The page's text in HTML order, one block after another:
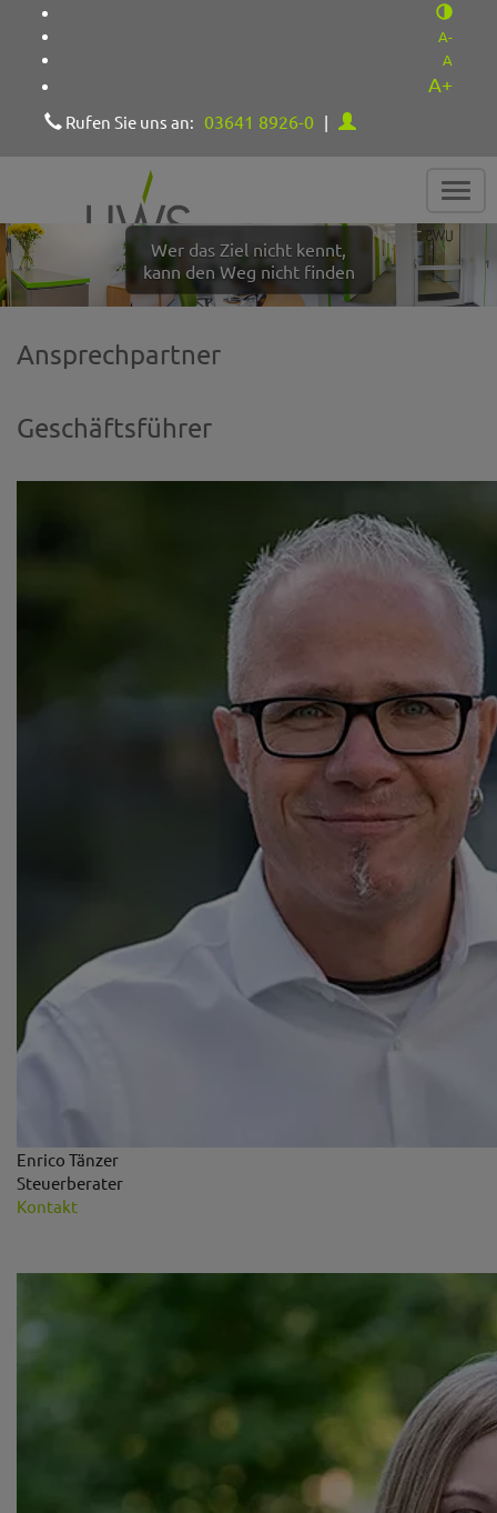
A-
A
A+
Rufen Sie uns an: 03641 8926-0 |
Wer das Ziel nicht kennt,
kann den Weg nicht finden
Ansprechpartner
Geschäftsführer
Enrico Tänzer
Steuerberater
Kontakt